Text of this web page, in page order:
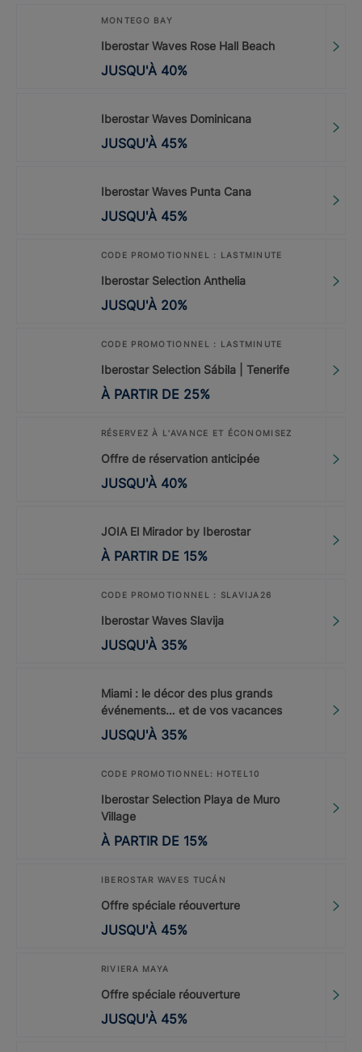
MONTEGO BAY
Iberostar Waves Rose Hall Beach
JUSQU'À 40%
Iberostar Waves Dominicana
JUSQU'À 45%
Iberostar Waves Punta Cana
JUSQU'À 45%
CODE PROMOTIONNEL : LASTMINUTE
Iberostar Selection Anthelia
JUSQU'À 20%
CODE PROMOTIONNEL : LASTMINUTE
Iberostar Selection Sábila | Tenerife
À PARTIR DE 25%
RÉSERVEZ À L’AVANCE ET ÉCONOMISEZ
Offre de réservation anticipée
JUSQU'À 40%
JOIA El Mirador by Iberostar
À PARTIR DE 15%
CODE PROMOTIONNEL : SLAVIJA26
Iberostar Waves Slavija
JUSQU'À 35%
Miami : le décor des plus grands
événements… et de vos vacances
JUSQU'À 35%
CODE PROMOTIONNEL: HOTEL10
Iberostar Selection Playa de Muro
Village
À PARTIR DE 15%
IBEROSTAR WAVES TUCÁN
Offre spéciale réouverture
JUSQU'À 45%
RIVIERA MAYA
Offre spéciale réouverture
JUSQU'À 45%